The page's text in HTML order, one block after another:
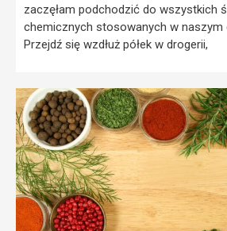
zaczęłam podchodzić do wszystkich
chemicznych stosowanych w naszym
Przejdź się wzdłuż półek w drogerii,